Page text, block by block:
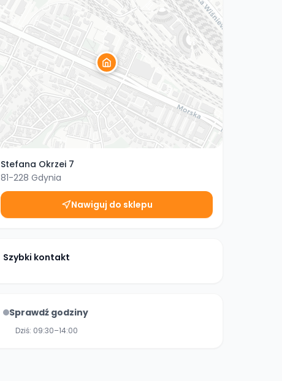
Stefana Okrzei 7
81-228 Gdynia
Nawiguj do sklepu
Szybki kontakt
Sprawdź godziny
Dziś: 09:30–14:00